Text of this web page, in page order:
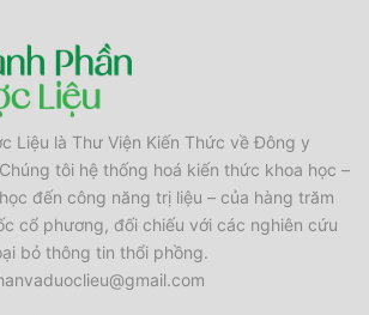
Liệu là Thư Viện Kiến Thức về Đông y
tôi hệ thống hoá kiến thức khoa học –
đến công năng trị liệu – của hàng trăm
cổ phương, đối chiếu với các nghiên cứu
bỏ thông tin thổi phồng.